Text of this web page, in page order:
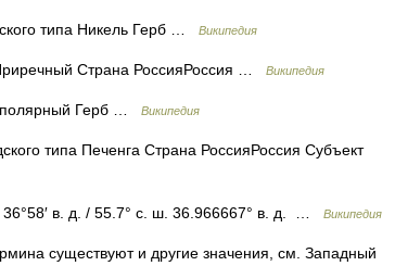
типа Никель Герб … Википедия
Страна РоссияРоссия … Википедия
Герб … Википедия
типа Печенга Страна РоссияРоссия Субъект
в. д. / 55.7° с. ш. 36.966667° в. д. … Википедия
существуют и другие значения, см. Западный